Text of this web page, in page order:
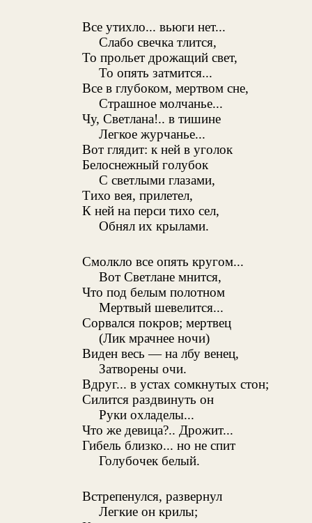
Все утихло... вьюги нет...
Слабо свечка тлится,
То прольет дрожащий свет,
То опять затмится...
Все в глубоком, мертвом сне,
Страшное молчанье...
Чу, Светлана!.. в тишине
Легкое журчанье...
Вот глядит: к ней в уголок
Белоснежный голубок
С светлыми глазами,
Тихо вея, прилетел,
К ней на перси тихо сел,
Обнял их крылами.
Смолкло все опять кругом...
Вот Светлане мнится,
Что под белым полотном
Мертвый шевелится...
Сорвался покров; мертвец
(Лик мрачнее ночи)
Виден весь — на лбу венец,
Затворены очи.
Вдруг... в устах сомкнутых стон;
Силится раздвинуть он
Руки охладелы...
Что же девица?.. Дрожит...
Гибель близко... но не спит
Голубочек белый.
Встрепенулся, развернул
Легкие он крилы;